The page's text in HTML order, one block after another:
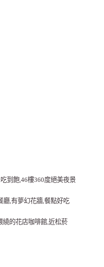
到飽,46樓360度絕美夜景
廳,有夢幻花牆,餐點好吃
繞的花店咖啡館,近松菸